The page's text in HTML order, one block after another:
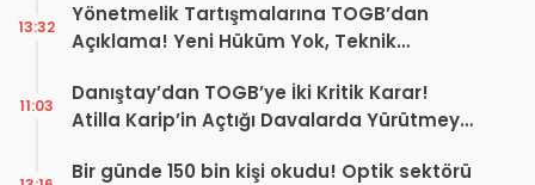
Yönetmelik Tartışmalarına TOGB’dan
Açıklama! Yeni Hüküm Yok, Teknik
13:32
Danıştay’dan TOGB’ye İki Kritik Karar!
Atilla Karip’in Açtığı Davalarda Yürütmeyi
11:03
Bir günde 150 bin kişi okudu! Optik sektörü